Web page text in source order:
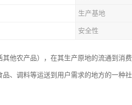
生产基地
安全性
他农产品），在其生产原地的流通到消
、调料等运送到用户需求的地方的一种社